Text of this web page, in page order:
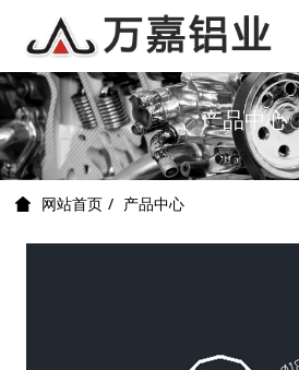
产品中心
网站首页 产品中心